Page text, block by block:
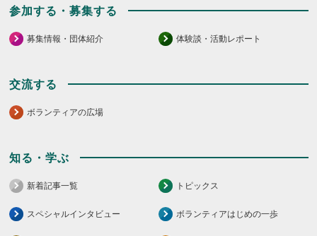
参加する・募集する
募集情報・団体紹介 体験談・活動レポート
交流する
ボランティアの広場
知る・学ぶ
新着記事一覧 トピックス
スペシャルインタビュー ボランティアはじめの一歩